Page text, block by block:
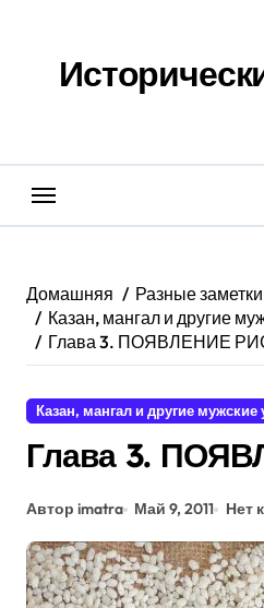
содержанию
Домашняя Разные заметки
Казан, мангал и другие
Глава 3. ПОЯВЛЕНИЕ
Казан, мангал и другие мужские
Глава 3.
Автор imatra Май 9, 2011 Нет